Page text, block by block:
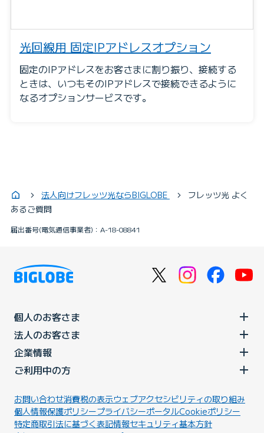
光回線用 固定IPアドレスオプション
固定のIPアドレスをお客さまに割り振り、接続する
ときは、いつもそのIPアドレスで接続できるように
なるオプションサービスです。
法人向けフレッツ光ならBIGLOBE
フレッツ光 よく
あるご質問
届出番号(電気通信事業者)：A-18-08841
個人のお客さま
法人のお客さま
企業情報
ご利用中の方
お問い合わせ消費税の表示ウェブアクセシビリティの取り組み
個人情報保護ポリシープライバシーポータルCookieポリシー
特定商取引法に基づく表記情報セキュリティ基本方針